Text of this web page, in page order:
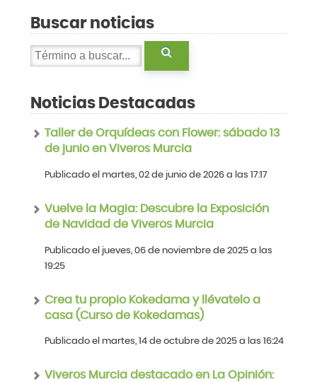
Buscar noticias
Noticias Destacadas
Taller de Orquídeas con Flower: sábado 13
de junio en Viveros Murcia
Publicado el martes, 02 de junio de 2026 a las 17:17
Vuelve la Magia: Descubre la Exposición
de Navidad de Viveros Murcia
Publicado el jueves, 06 de noviembre de 2025 a las
19:25
Crea tu propio Kokedama y llévatelo a
casa (Curso de Kokedamas)
Publicado el martes, 14 de octubre de 2025 a las 16:24
Viveros Murcia destacado en La Opinión: